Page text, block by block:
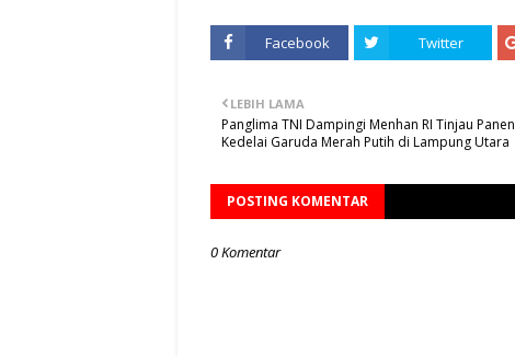
Facebook Twitter
LEBIH LAMA
Panglima TNI Dampingi Menhan RI Tinjau Panen
Kedelai Garuda Merah Putih di Lampung Utara
POSTING KOMENTAR
0 Komentar